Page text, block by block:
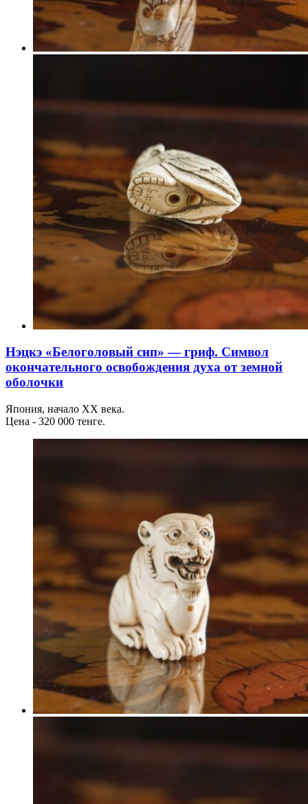
Нэцкэ «Белоголовый сип» — гриф. Символ
окончательного освобождения духа от земной
оболочки
Япония, начало ХХ века.
Цена - 320 000 тенге.